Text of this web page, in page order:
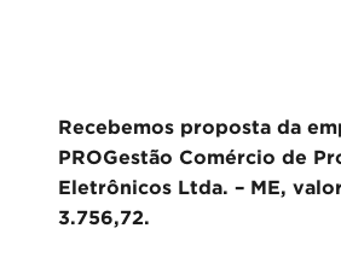
Recebemos proposta da
PROGestão Comércio de
Eletrônicos Ltda. – ME,
3.756,72.